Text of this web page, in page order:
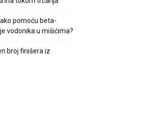
pomoću beta-
vodonika u mišićima?
broj finišera iz